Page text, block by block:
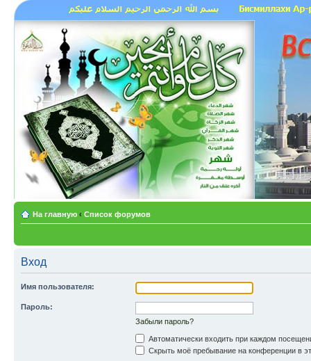
На главную ‹ Список форумов
Вход
Имя пользователя:
Пароль:
Забыли пароль?
Автоматически входить при каждом
Скрыть моё пребывание на конференции в